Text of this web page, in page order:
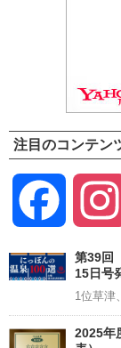
注目のコンテン
Facebook
第39回
15日号
1位草津
2025年